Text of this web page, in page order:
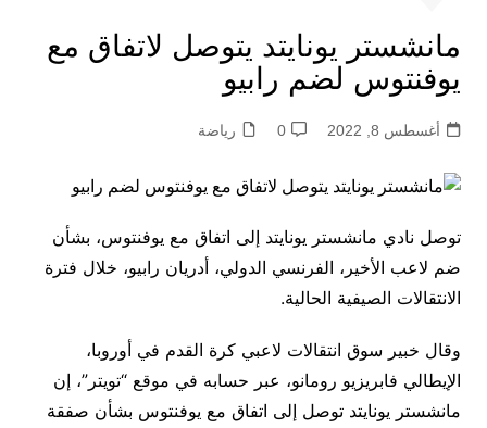
مانشستر يونايتد يتوصل لاتفاق مع
يوفنتوس لضم رابيو
أغسطس 8, 2022 0 رياضة
توصل نادي مانشستر يونايتد إلى اتفاق مع يوفنتوس، بشأن
ضم لاعب الأخير، الفرنسي الدولي، أدريان رابيو، خلال فترة
الانتقالات الصيفية الحالية.
وقال خبير سوق انتقالات لاعبي كرة القدم في أوروبا،
الإيطالي فابريزيو رومانو، عبر حسابه في موقع “تويتر”، إن
مانشستر يونايتد توصل إلى اتفاق مع يوفنتوس بشأن صفقة